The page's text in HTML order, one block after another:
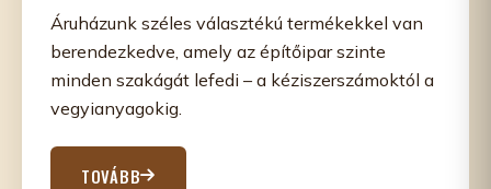
Áruházunk széles választékú termékekkel van
berendezkedve, amely az építőipar szinte
minden szakágát lefedi – a kéziszerszámoktól a
vegyianyagokig.
TOVÁBB